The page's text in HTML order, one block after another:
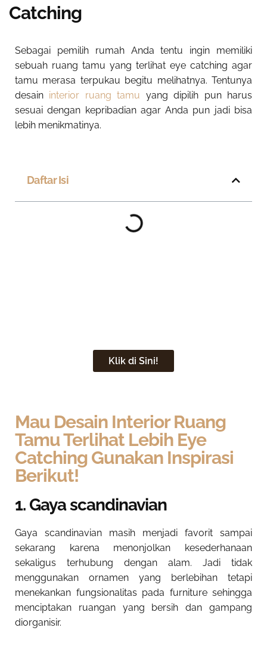
Catching
Sebagai pemilih rumah Anda tentu ingin memiliki
sebuah ruang tamu yang terlihat eye catching agar
tamu merasa terpukau begitu melihatnya. Tentunya
desain interior ruang tamu yang dipilih pun harus
sesuai dengan kepribadian agar Anda pun jadi bisa
lebih menikmatinya.
Daftar Isi
Klik di Sini!
Mau Desain Interior Ruang
Tamu Terlihat Lebih Eye
Catching Gunakan Inspirasi
Berikut!
1. Gaya scandinavian
Gaya scandinavian masih menjadi favorit sampai
sekarang karena menonjolkan kesederhanaan
sekaligus terhubung dengan alam. Jadi tidak
menggunakan ornamen yang berlebihan tetapi
menekankan fungsionalitas pada furniture sehingga
menciptakan ruangan yang bersih dan gampang
diorganisir.